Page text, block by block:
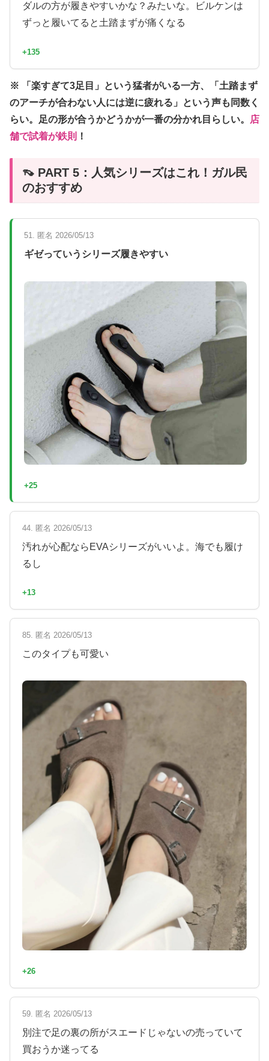
ダルの方が履きやすいかな？みたいな。ビルケンは
ずっと履いてると土踏まずが痛くなる
+135
※ 「楽すぎて3足目」という猛者がいる一方、「土踏まず
のアーチが合わない人には逆に疲れる」という声も同数く
らい。足の形が合うかどうかが一番の分かれ目らしい。
店
舗で試着が鉄則 ！
👡 PART 5：人気シリーズはこれ！ガル民
のおすすめ
51. 匿名 2026/05/13
ギゼっていうシリーズ履きやすい
+25
44. 匿名 2026/05/13
汚れが心配ならEVAシリーズがいいよ。海でも履け
るし
+13
85. 匿名 2026/05/13
このタイプも可愛い
+26
59. 匿名 2026/05/13
別注で足の裏の所がスエードじゃないの売っていて
買おうか迷ってる